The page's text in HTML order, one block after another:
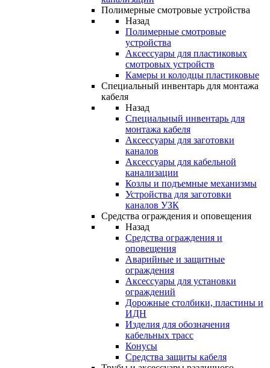
Полимерные смотровые устройства
Назад
Полимерные смотровые
устройства
Аксессуары для пластиковых
смотровых устройств
Камеры и колодцы пластиковые
Специальный инвентарь для монтажа
кабеля
Назад
Специальный инвентарь для
монтажа кабеля
Аксессуары для заготовки
каналов
Аксессуары для кабельной
канализации
Козлы и подъемные механизмы
Устройства для заготовки
каналов УЗК
Средства ограждения и оповещения
Назад
Средства ограждения и
оповещения
Аварийные и защитные
ограждения
Аксессуары для установки
ограждений
Дорожные столбики, пластины и
ИДН
Изделия для обозначения
кабельных трасс
Конусы
Средства защиты кабеля